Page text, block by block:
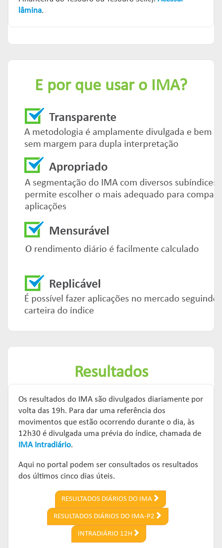
lâmina.
E por que usar o IMA?
Resultados
Os resultados do IMA são divulgados diariamente por
volta das 19h. Para dar uma referência dos
movimentos que estão ocorrendo durante o dia, às
12h30 é divulgada uma prévia do índice, chamada de
IMA Intradiário.
Aqui no portal podem ser consultados os resultados
dos últimos cinco dias úteis.
RESULTADOS DIÁRIOS DO IMA
RESULTADOS DIÁRIOS DO IMA-P2
INTRADIÁRIO 12H